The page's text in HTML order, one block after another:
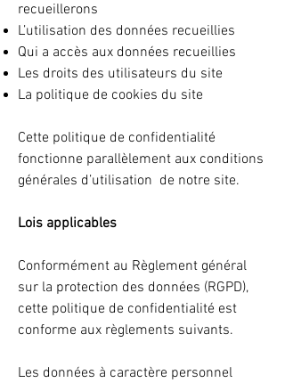
recueillerons
L’utilisation des données recueillies
Qui a accès aux données recueillies
Les droits des utilisateurs du site
La politique de cookies du site
Cette politique de confidentialité
fonctionne parallèlement aux conditions
générales d’utilisation de notre site.
Lois applicables
Conformément au Règlement général
sur la protection des données (RGPD),
cette politique de confidentialité est
conforme aux règlements suivants.
Les données à caractère personnel